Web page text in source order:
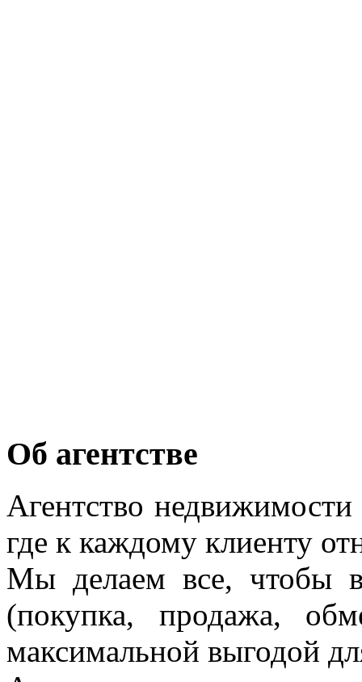
Об агентстве
Агентство
где к каждому клиенту
Мы делаем все, чтобы
(покупка, продажа,
максимальной выгодой